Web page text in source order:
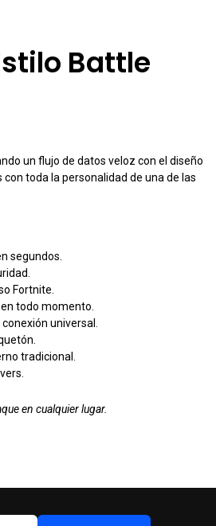
Battle
un flujo de datos veloz con el diseño
toda la personalidad de una de las
segundos.
Fortnite.
todo momento.
universal.
tradicional.
en cualquier lugar.